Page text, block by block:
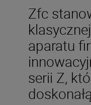
Zfc
aparatu
serii Z,